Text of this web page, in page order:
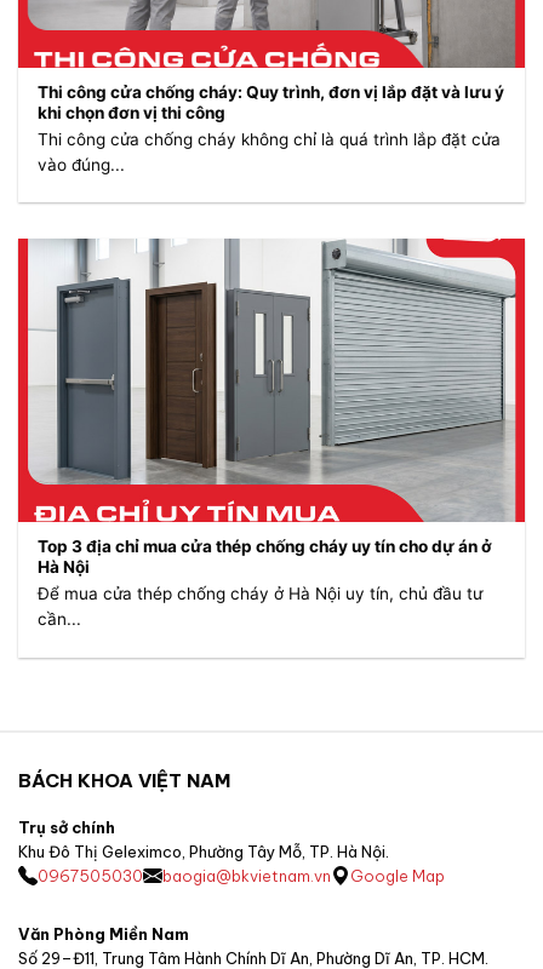
Thi công cửa chống cháy: Quy trình, đơn vị lắp đặt và lưu ý
khi chọn đơn vị thi công
Thi công cửa chống cháy không chỉ là quá trình lắp đặt cửa
vào đúng...
Top 3 địa chỉ mua cửa thép chống cháy uy tín cho dự án ở
Hà Nội
Để mua cửa thép chống cháy ở Hà Nội uy tín, chủ đầu tư
cần...
BÁCH KHOA VIỆT NAM
Trụ sở chính
Khu Đô Thị Geleximco, Phường Tây Mỗ, TP. Hà Nội.
0967505030
baogia@bkvietnam.vn Google Map
Văn Phòng Miền Nam
Số 29–Đ11, Trung Tâm Hành Chính Dĩ An, Phường Dĩ An, TP. HCM.